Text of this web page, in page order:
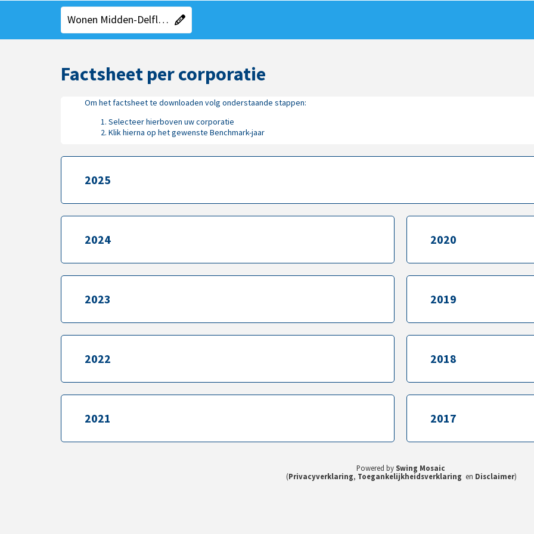
"Kies een gebied"
"Huidige gebied":
Wonen Midden-Delfland (Fusie: 2025)
Factsheet per corporatie
Om het factsheet te downloaden volg onderstaande stappen:
Selecteer hierboven uw corporatie
Klik hierna op het gewenste Benchmark-jaar
2025
2024
2023
2022
2021
2020
2019
2018
2017
Powered by Swing Mosaic
(Privacyverklaring, Toegankelijkheidsverklaring en Disclaimer)